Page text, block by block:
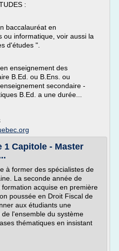
:
baccalauréat en
ou informatique, voir aussi la
d'études ".
enseignement des
B.Ed. ou B.Ens. ou
secondaire -
B.Ed. a une durée...
1 Capitole - Master
à former des spécialistes de
La seconde année de
acquise en première
poussée en Droit Fiscal de
aux étudiants une
l'ensemble du système
thématiques en insistant